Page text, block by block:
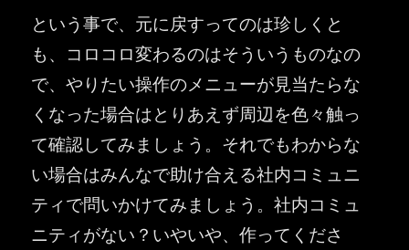
という事で、元に戻すってのは珍しくと
も、コロコロ変わるのはそういうものなの
で、やりたい操作のメニューが見当たらな
くなった場合はとりあえず周辺を色々触っ
て確認してみましょう。それでもわからな
い場合はみんなで助け合える社内コミュニ
ティで問いかけてみましょう。社内コミュ
ニティがない？いやいや、作ってくださ